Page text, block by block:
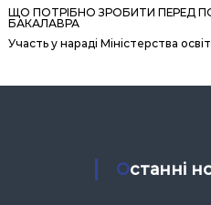
ЩО ПОТРІБНО ЗРОБИТИ ПЕРЕД
БАКАЛАВРА
Участь у нараді Міністерства
Останні